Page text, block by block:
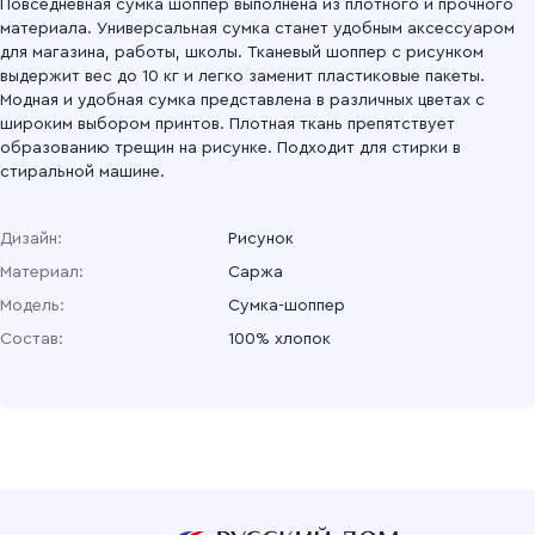
Повседневная сумка шоппер выполнена из плотного и прочного
материала. Универсальная сумка станет удобным аксессуаром
для магазина, работы, школы. Тканевый шоппер с рисунком
выдержит вес до 10 кг и легко заменит пластиковые пакеты.
Модная и удобная сумка представлена в различных цветах с
широким выбором принтов. Плотная ткань препятствует
образованию трещин на рисунке. Подходит для стирки в
стиральной машине.
Дизайн:
Рисунок
Материал:
Саржа
Модель:
Сумка-шоппер
Состав:
100% хлопок